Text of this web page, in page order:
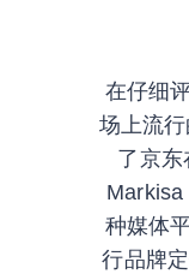
在仔细
场上流
了京东
种媒体
行品牌